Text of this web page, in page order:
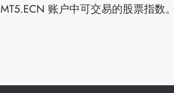
MT5.ECN 账户中可交易的股票指数。